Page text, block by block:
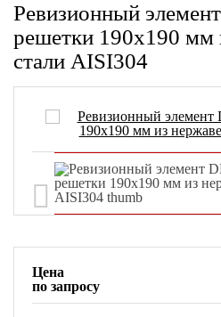
Ревизионный
решетки 190х190
стали AISI304
Цена
по запросу